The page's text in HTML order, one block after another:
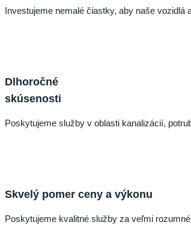
Investujeme nemalé čiastky, aby naše
Dlhoročné
skúsenosti
Poskytujeme služby v oblasti kanalizácií,
Skvelý pomer ceny a výkonu
Poskytujeme kvalitné služby za veľmi